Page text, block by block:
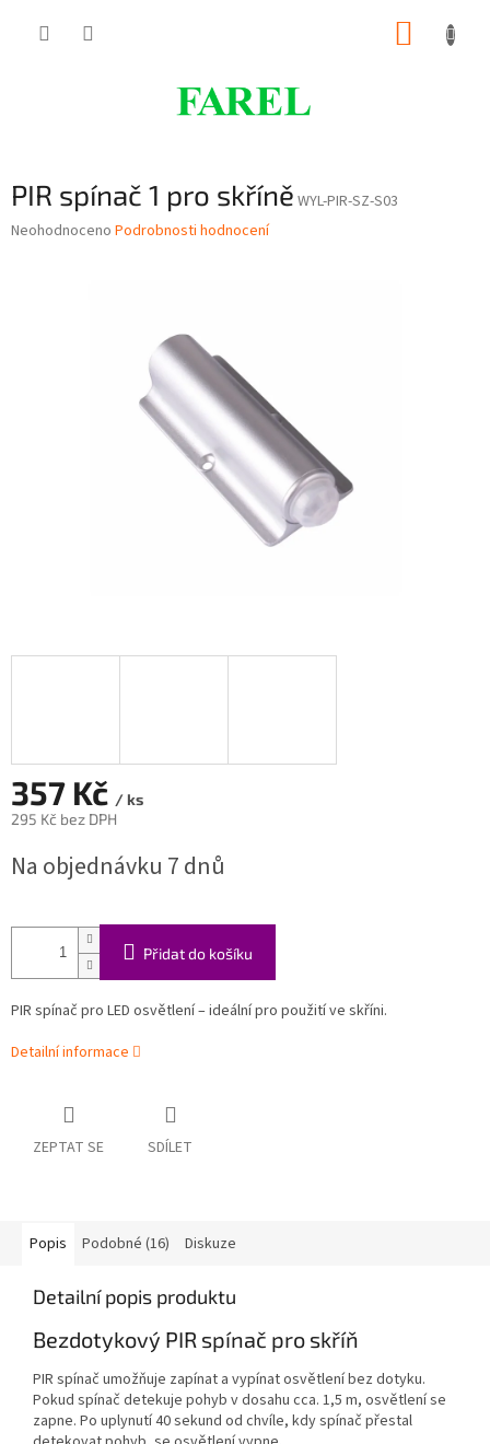
PIR spínač 1 pro skříně WYL-PIR-SZ-S03
Průměrné
Neohodnoceno Podrobnosti hodnocení
357 Kč / ks
295 Kč bez DPH
cena:
Na objednávku 7 dnů
Přidat do košíku
PIR spínač pro LED osvětlení – ideální pro použití ve skříni.
Detailní informace
ZEPTAT SE SDÍLET
Popis Podobné (16) Diskuze
Detailní popis produktu
Bezdotykový PIR spínač pro skříň
PIR spínač umožňuje zapínat a vypínat osvětlení bez dotyku.
Pokud spínač detekuje pohyb v dosahu cca. 1,5 m, osvětlení se
zapne. Po uplynutí 40 sekund od chvíle, kdy spínač přestal